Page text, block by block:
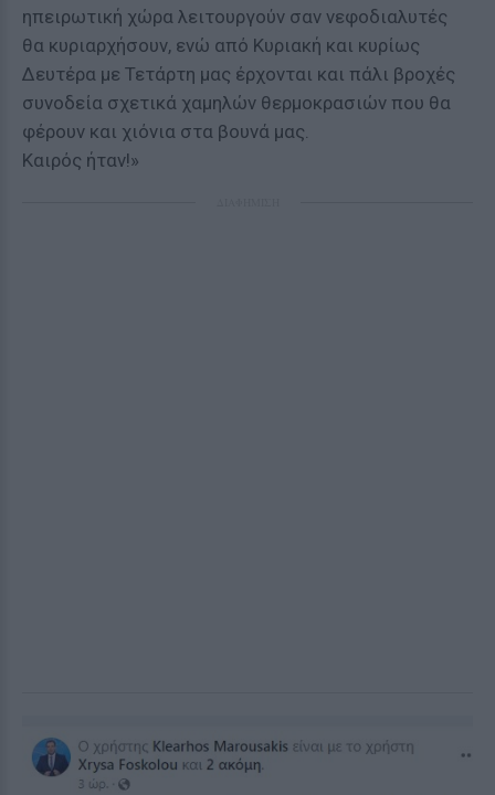
ηπειρωτική χώρα λειτουργούν σαν νεφοδιαλυτές
θα κυριαρχήσουν, ενώ από Κυριακή και κυρίως
Δευτέρα με Τετάρτη μας έρχονται και πάλι βροχές
συνοδεία σχετικά χαμηλών θερμοκρασιών που θα
φέρουν και χιόνια στα βουνά μας.
Καιρός ήταν!»